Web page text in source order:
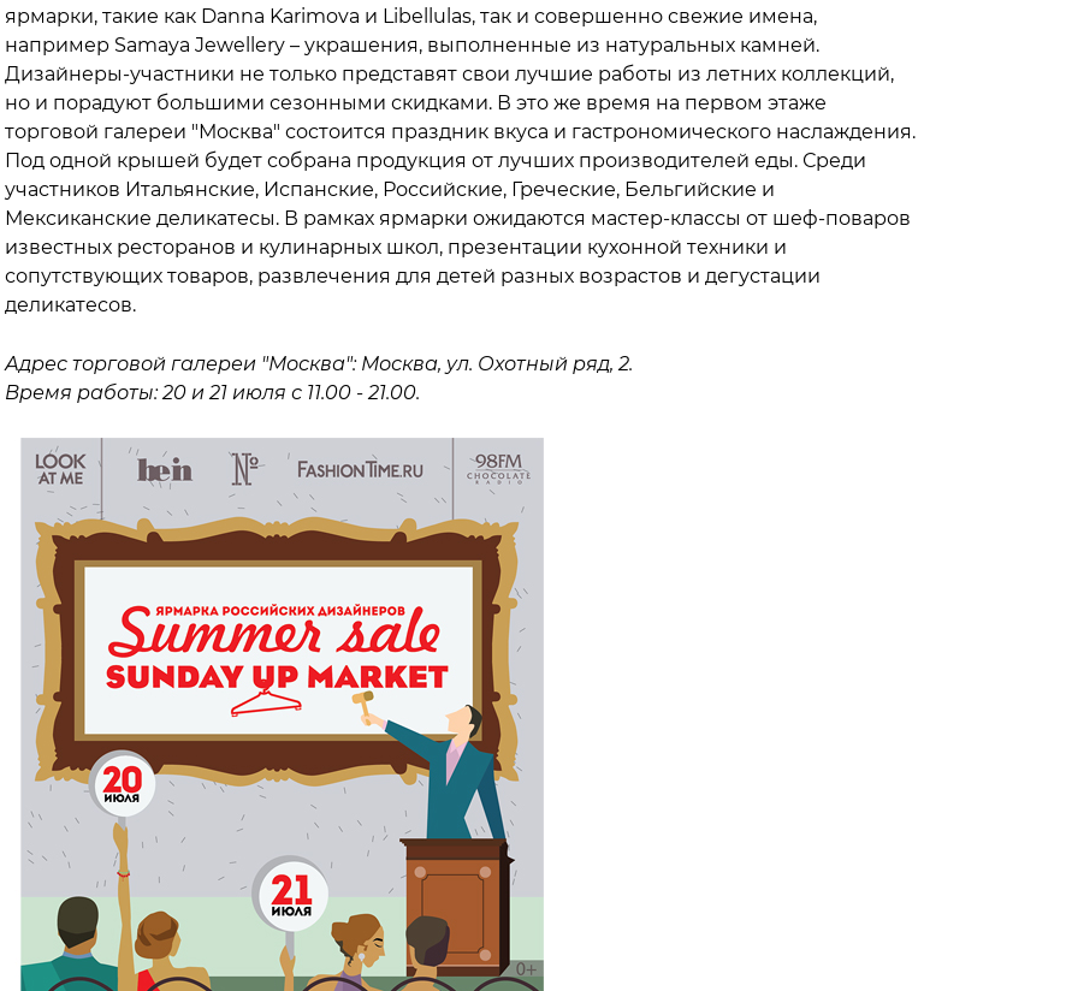
ярмарки, такие как Danna Karimova и Libellulas, так и совершенно свежие имена,
например Samaya Jewellery – украшения, выполненные из натуральных камней.
Дизайнеры-участники не только представят свои лучшие работы из летних коллекций,
но и порадуют большими сезонными скидками. В это же время на первом этаже
торговой галереи "Москва" состоится праздник вкуса и гастрономического наслаждения.
Под одной крышей будет собрана продукция от лучших производителей еды. Среди
участников Итальянские, Испанские, Российские, Греческие, Бельгийские и
Мексиканские деликатесы. В рамках ярмарки ожидаются мастер-классы от шеф-поваров
известных ресторанов и кулинарных школ, презентации кухонной техники и
сопутствующих товаров, развлечения для детей разных возрастов и дегустации
деликатесов.
Адрес торговой галереи "Москва": Москва, ул. Охотный ряд, 2.
Время работы: 20 и 21 июля с 11.00 - 21.00.